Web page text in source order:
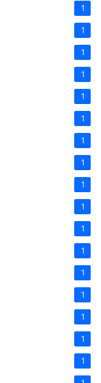
1
1
1
1
1
1
1
1
1
1
1
1
1
1
1
1
1